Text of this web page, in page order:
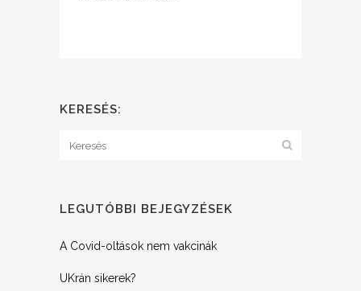
KERESÉS:
LEGUTÓBBI BEJEGYZÉSEK
A Covid-oltások nem vakcinák
UKrán sikerek?